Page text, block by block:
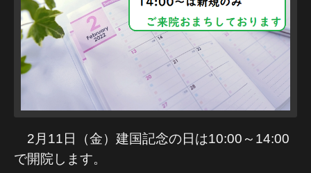
2月11日（金）建国記念の日は10:00～14:00
で開院します。